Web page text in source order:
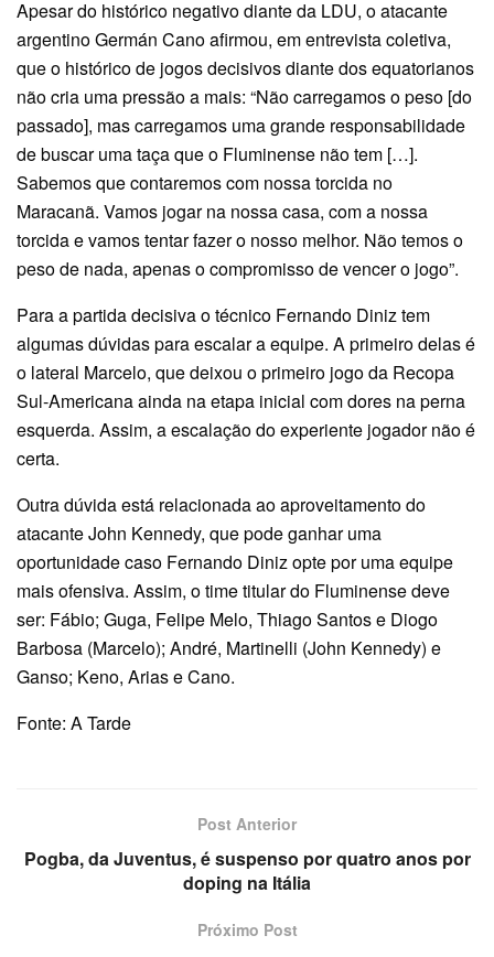
Apesar do histórico negativo diante da LDU, o atacante
argentino Germán Cano afirmou, em entrevista coletiva,
que o histórico de jogos decisivos diante dos equatorianos
não cria uma pressão a mais: “Não carregamos o peso [do
passado], mas carregamos uma grande responsabilidade
de buscar uma taça que o Fluminense não tem […].
Sabemos que contaremos com nossa torcida no
Maracanã. Vamos jogar na nossa casa, com a nossa
torcida e vamos tentar fazer o nosso melhor. Não temos o
peso de nada, apenas o compromisso de vencer o jogo”.
Para a partida decisiva o técnico Fernando Diniz tem
algumas dúvidas para escalar a equipe. A primeiro delas é
o lateral Marcelo, que deixou o primeiro jogo da Recopa
Sul-Americana ainda na etapa inicial com dores na perna
esquerda. Assim, a escalação do experiente jogador não é
certa.
Outra dúvida está relacionada ao aproveitamento do
atacante John Kennedy, que pode ganhar uma
oportunidade caso Fernando Diniz opte por uma equipe
mais ofensiva. Assim, o time titular do Fluminense deve
ser: Fábio; Guga, Felipe Melo, Thiago Santos e Diogo
Barbosa (Marcelo); André, Martinelli (John Kennedy) e
Ganso; Keno, Arias e Cano.
Fonte: A Tarde
Post Anterior
Pogba, da Juventus, é suspenso por quatro anos por
doping na Itália
Próximo Post